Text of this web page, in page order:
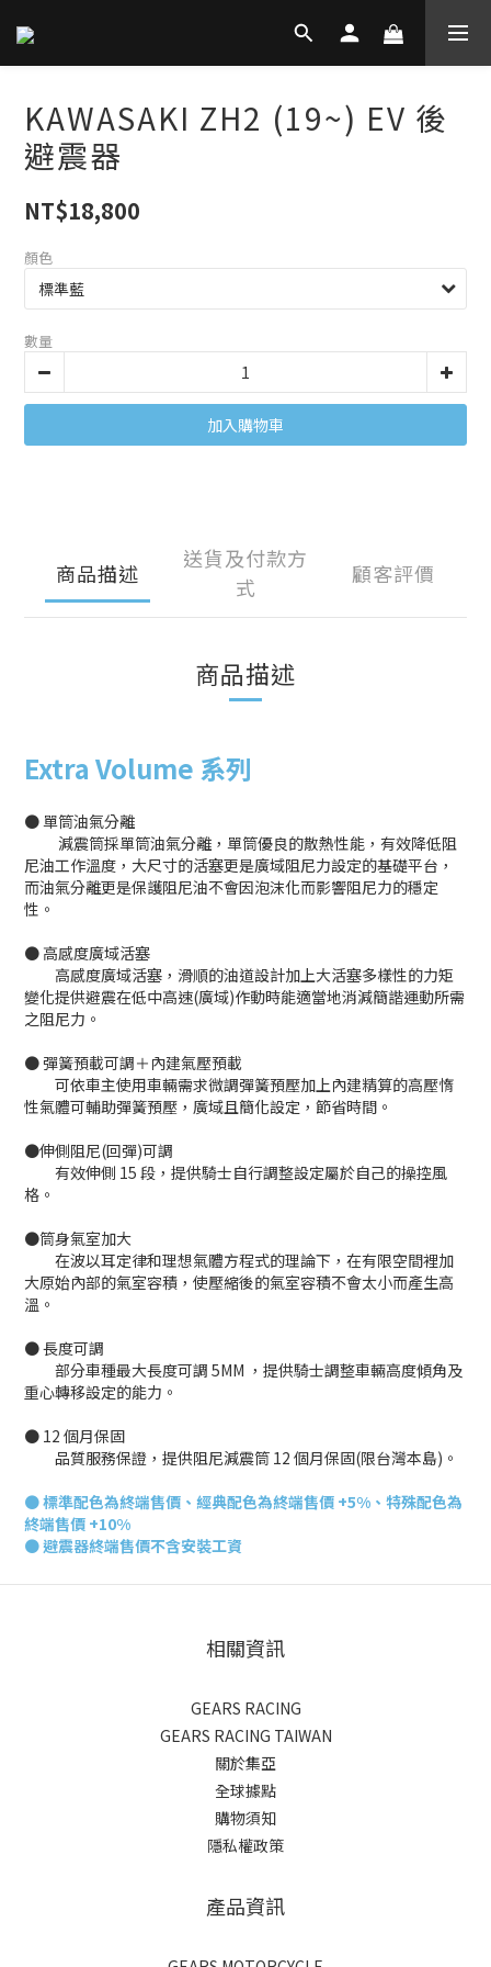
KAWASAKI ZH2 (19~) EV 後
避震器
NT$18,800
顏色
數量
加入購物車
商品描述
送貨及付款方
式
顧客評價
商品描述
Extra Volume 系列
● 單筒油氣分離
減震筒採單筒油氣分離，單筒優良的散熱性能，有效降低阻
尼油工作溫度，大尺寸的活塞更是廣域阻尼力設定的基礎平台，
而油氣分離更是保護阻尼油不會因泡沫化而影響阻尼力的穩定
性。
● 高感度廣域活塞
高感度廣域活塞，滑順的油道設計加上大活塞多樣性的力矩
變化提供避震在低中高速(廣域)作動時能適當地消減簡諧運動所需
之阻尼力。
● 彈簧預載可調＋內建氣壓預載
可依車主使用車輛需求微調彈簧預壓加上內建精算的高壓惰
性氣體可輔助彈簧預壓，廣域且簡化設定，節省時間。
●伸側阻尼(回彈)可調
有效伸側 15 段，提供騎士自行調整設定屬於自己的操控風
格。
●筒身氣室加大
在波以耳定律和理想氣體方程式的理論下，在有限空間裡加
大原始內部的氣室容積，使壓縮後的氣室容積不會太小而產生高
溫。
● 長度可調
部分車種最大長度可調 5MM ，提供騎士調整車輛高度傾角及
重心轉移設定的能力。
● 12 個月保固
品質服務保證，提供阻尼減震筒 12 個月保固(限台灣本島)。
●標準配色為終端售價、經典配色為終端售價 +5%、特殊配色為
終端售價 +10%
● 避震器終端售價不含安裝工資
相關資訊
GEARS RACING
GEARS RACING TAIWAN
關於集亞
全球據點
購物須知
隱私權政策
產品資訊